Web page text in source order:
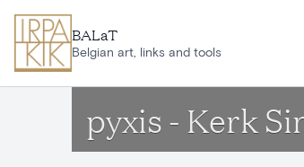
BALaT
Belgian art, links and tools
pyxis - Kerk